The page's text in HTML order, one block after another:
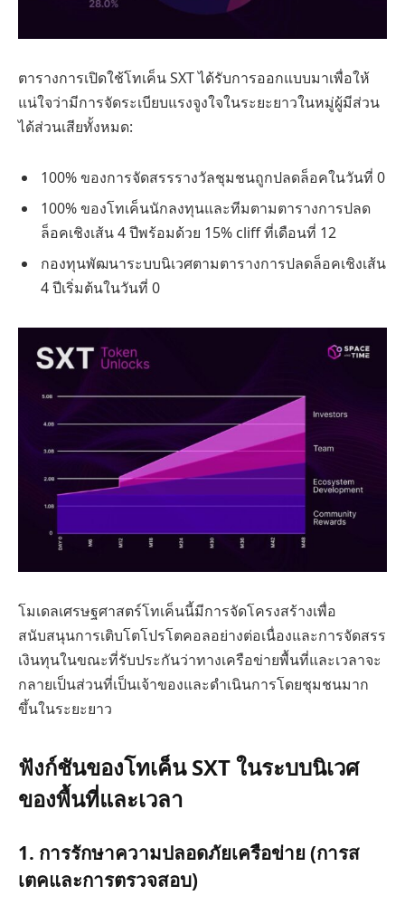
ตารางการเปิดใช้โทเค็น SXT ได้รับการออกแบบมาเพื่อให้
แน่ใจว่ามีการจัดระเบียบแรงจูงใจในระยะยาวในหมู่ผู้มีส่วน
ได้ส่วนเสียทั้งหมด:
100% ของการจัดสรรรางวัลชุมชนถูกปลดล็อคในวันที่ 0
100% ของโทเค็นนักลงทุนและทีมตามตารางการปลด
ล็อคเชิงเส้น 4 ปีพร้อมด้วย 15% cliff ที่เดือนที่ 12
กองทุนพัฒนาระบบนิเวศตามตารางการปลดล็อคเชิงเส้น
4 ปีเริ่มต้นในวันที่ 0
โมเดลเศรษฐศาสตร์โทเค็นนี้มีการจัดโครงสร้างเพื่อ
สนับสนุนการเติบโตโปรโตคอลอย่างต่อเนื่องและการจัดสรร
เงินทุนในขณะที่รับประกันว่าทางเครือข่ายพื้นที่และเวลาจะ
กลายเป็นส่วนที่เป็นเจ้าของและดำเนินการโดยชุมชนมาก
ขึ้นในระยะยาว
ฟังก์ชันของโทเค็น SXT ในระบบนิเวศ
ของพื้นที่และเวลา
1. การรักษาความปลอดภัยเครือข่าย (การส
เตคและการตรวจสอบ)